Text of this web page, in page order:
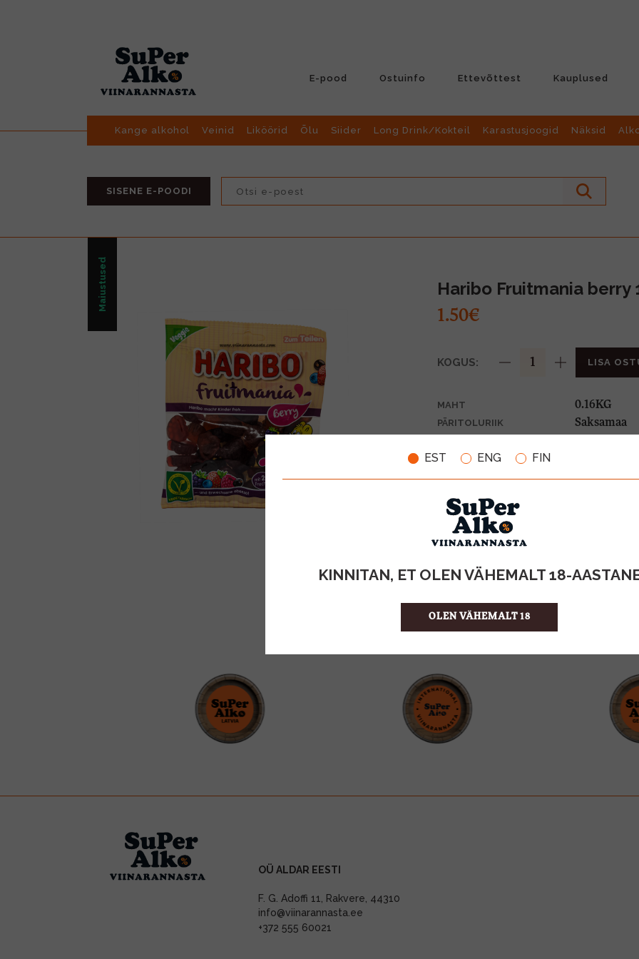
EST ENG FIN
KINNITAN, ET OLEN VÄHEMALT 18-
OLEN VÄHEMALT 18
E-pood Ostuinfo Ettevõttest Kauplused
Kange alkohol Veinid Liköörid Õlu Siider Long Drink/Kokteil Karastusjoogid Näksid
SISENE E-POODI
Maiustused Haribo Fruitmania berry
1.50€
KOGUS: LISA
MAHT 0.16KG
PÄRITOLURIIK Saksamaa
KOOD
KOGUS KASTIS
OÜ ALDAR EESTI
F. G. Adoffi 11, Rakvere, 44310
info@viinarannasta.ee
+372 555 60021